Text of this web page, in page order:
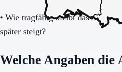
• Wie tragfähig bleibt das
später steigt?
Welche Angaben die